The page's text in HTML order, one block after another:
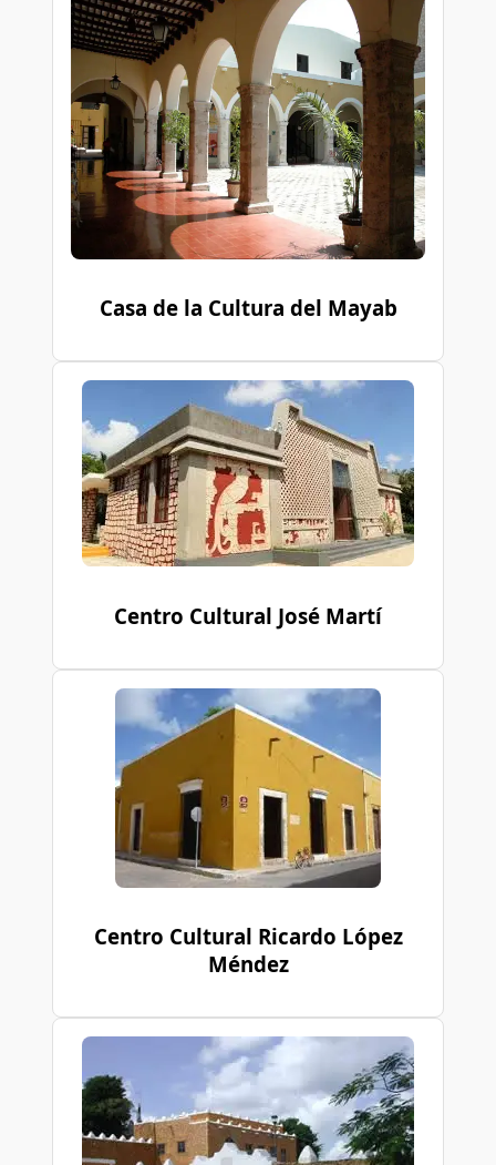
Casa de la Cultura del Mayab
Centro Cultural José Martí
Centro Cultural Ricardo López
Méndez